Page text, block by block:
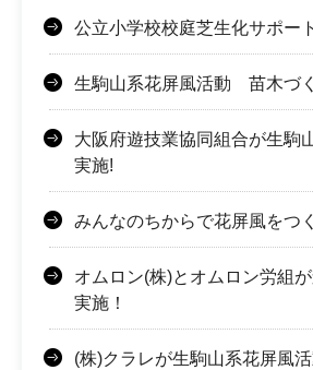
公立小学校校庭芝生化サポー
生駒山系花屏風活動 苗木づ
大阪府遊技業協同組合が生駒
実施!
みんなのちからで花屏風をつ
オムロン(株)とオムロン労組
実施！
(株)クラレが生駒山系花屏風活